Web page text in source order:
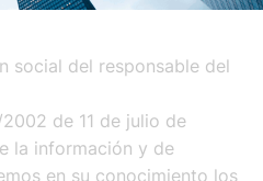
social del responsable del
de 11 de julio de
la información y de
en su conocimiento los